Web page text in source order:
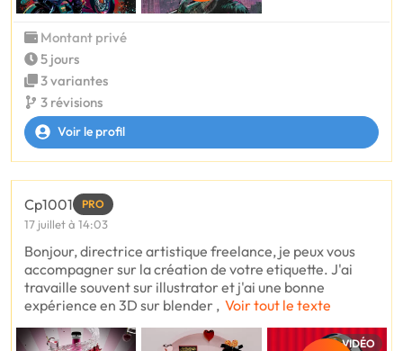
Montant privé
5 jours
3 variantes
3 révisions
Voir le profil
Cp1001 PRO
17 juillet à 14:03
Bonjour, directrice artistique freelance, je peux vous
accompagner sur la création de votre etiquette. J'ai
travaille souvent sur illustrator et j'ai une bonne
expérience en 3D sur blender , Voir tout le texte
VIDÉO